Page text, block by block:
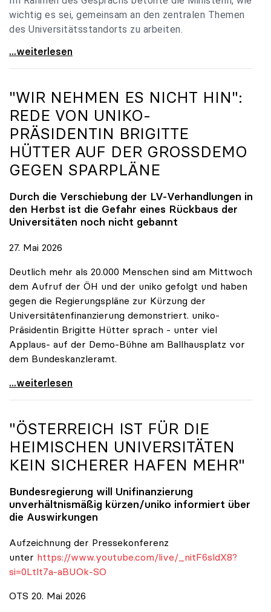
wichtig es sei, gemeinsam an den zentralen Themen
des Universitätsstandorts zu arbeiten.
Holzleitner empfing uniko-Spitze zum Austausch
...weiterlesen
"WIR NEHMEN ES NICHT HIN":
REDE VON UNIKO-
PRÄSIDENTIN BRIGITTE
HÜTTER AUF DER GROSSDEMO G
EGEN SPARPLÄNE
Durch die Verschiebung der LV-Verhandlungen in
den Herbst ist die Gefahr eines Rückbaus der
Universitäten noch nicht gebannt
27. Mai 2026
Deutlich mehr als 20.000 Menschen sind am Mittwoch
dem Aufruf der ÖH und der uniko gefolgt und haben
gegen die Regierungspläne zur Kürzung der
Universitätenfinanzierung demonstriert. uniko-
Präsidentin Brigitte Hütter sprach - unter viel
Applaus- auf der Demo-Bühne am Ballhausplatz vor
dem Bundeskanzleramt.
\"Wir nehmen es nicht hin\": Rede von
...weiterlesen
"ÖSTERREICH IST FÜR DIE
HEIMISCHEN UNIVERSITÄTEN
KEIN SICHERER HAFEN MEHR"
Bundesregierung will Unifinanzierung
unverhältnismäßig kürzen/uniko informiert über
die Auswirkungen
Aufzeichnung der Pressekonferenz
unter https://www.youtube.com/live/_nitF6sldX8?
si=0Ltlt7a-aBUOk-SO
OTS 20. Mai 2026